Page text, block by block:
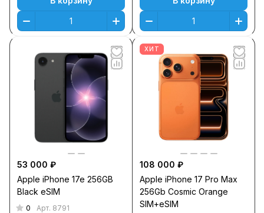
53 000 ₽
Apple iPhone 17e 256GB
Black eSIM
0 Арт. 8791
ХИТ
108 000 ₽
Apple iPhone 17 Pro Max
256Gb Cosmic Orange
SIM+eSIM